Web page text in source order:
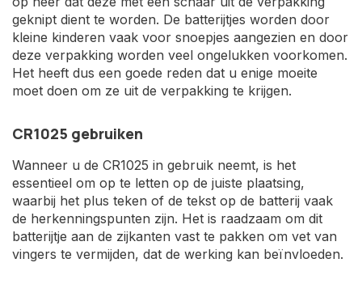
geknipt dient te worden. De batterijtjes worden door
kleine kinderen vaak voor snoepjes aangezien en door
deze verpakking worden veel ongelukken voorkomen.
Het heeft dus een goede reden dat u enige moeite
moet doen om ze uit de verpakking te krijgen.
CR1025 gebruiken
Wanneer u de CR1025 in gebruik neemt, is het
essentieel om op te letten op de juiste plaatsing,
waarbij het plus teken of de tekst op de batterij vaak
de herkenningspunten zijn. Het is raadzaam om dit
batterijtje aan de zijkanten vast te pakken om vet van
vingers te vermijden, dat de werking kan beïnvloeden.